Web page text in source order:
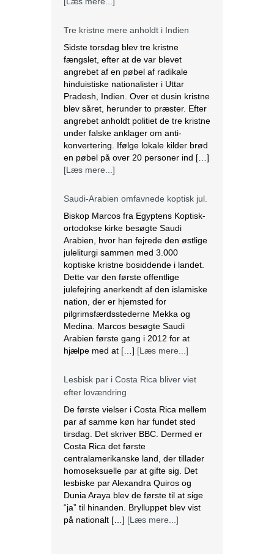
Tre kristne mere anholdt i Indien
Sidste torsdag blev tre kristne
fængslet, efter at de var blevet
angrebet af en pøbel af radikale
hinduistiske nationalister i Uttar
Pradesh, Indien. Over et dusin kristne
blev såret, herunder to præster. Efter
angrebet anholdt politiet de tre kristne
under falske anklager om anti-
konvertering. Ifølge lokale kilder brød
en pøbel på over 20 personer ind […]
[Læs mere...]
Saudi-Arabien omfavnede koptisk jul.
Biskop Marcos fra Egyptens Koptisk-
ortodokse kirke besøgte Saudi
Arabien, hvor han fejrede den østlige
juleliturgi sammen med 3.000
koptiske kristne bosiddende i landet.
Dette var den første offentlige
julefejring anerkendt af den islamiske
nation, der er hjemsted for
pilgrimsfærdsstederne Mekka og
Medina. Marcos besøgte Saudi
Arabien første gang i 2012 for at
hjælpe med at […] [Læs mere...]
Lesbisk par i Costa Rica bliver viet
efter lovændring
De første vielser i Costa Rica mellem
par af samme køn har fundet sted
tirsdag. Det skriver BBC. Dermed er
Costa Rica det første
centralamerikanske land, der tillader
homoseksuelle par at gifte sig. Det
lesbiske par Alexandra Quiros og
Dunia Araya blev de første til at sige
“ja” til hinanden. Brylluppet blev vist
på nationalt […] [Læs mere...]